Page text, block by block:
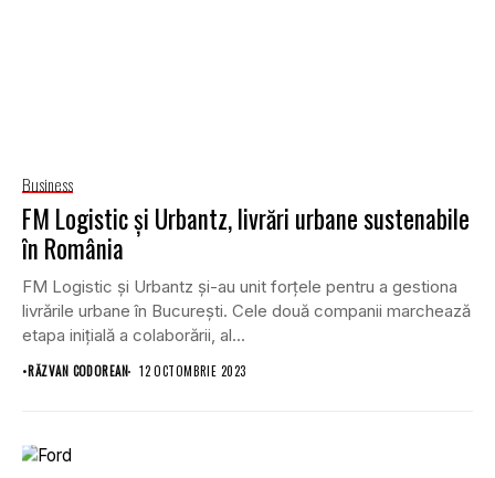
Business
FM Logistic și Urbantz, livrări urbane sustenabile
în România
FM Logistic și Urbantz și-au unit forțele pentru a gestiona
livrările urbane în București. Cele două companii marchează
etapa inițială a colaborării, al...
•RĂZVAN CODOREAN 12 OCTOMBRIE 2023